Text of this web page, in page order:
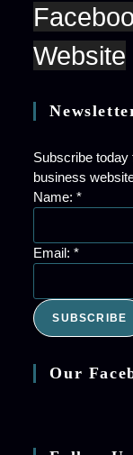
Website
Subscribe today
business
Name:*
Email:*
SUBSCRIBE
Our